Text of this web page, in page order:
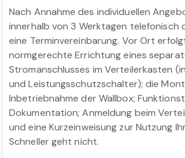
Nach Annahme des individuellen
innerhalb von 3 Werktagen telefonisch
eine Terminvereinbarung. Vor Ort
normgerechte Errichtung eines
Stromanschlusses im Verteilerkasten
und Leistungsschutzschalter); die
Inbetriebnahme der Wallbox;
Dokumentation; Anmeldung beim
und eine Kurzeinweisung zur Nutzung
Schneller geht nicht.